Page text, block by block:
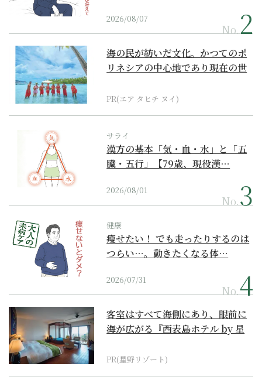
2026/08/07
No.
海の民が紡いだ文化。かつてのポ
リネシアの中心地であり現在の世
PR(エア タヒチ ヌイ)
サライ
漢方の基本「気・血・水」と「五
臓・五行」【79歳、現役漢…
2026/08/01
No.
健康
痩せたい！ でも走ったりするのは
つらい…。動きたくなる体…
2026/07/31
No.
客室はすべて海側にあり、眼前に
海が広がる『西表島ホテル by 星
PR(星野リゾート)